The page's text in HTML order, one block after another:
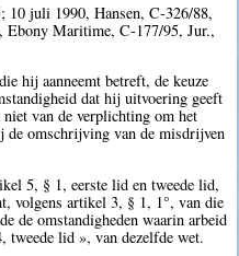
10 juli 1990, Hansen, C-326/88,
Ebony Maritime, C-177/95, Jur.,
hij aanneemt betreft, de keuze
dat hij uitvoering geeft
van de verplichting om het
de omschrijving van de misdrijven
5, § 1, eerste lid en tweede lid,
volgens artikel 3, § 1, 1°, van die
de omstandigheden waarin arbeid
tweede lid », van dezelfde wet.